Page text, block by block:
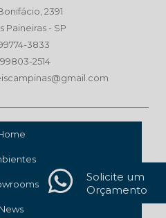
2391
Paineiras - SP
3833
2514
News
Solicite um
Orçamento